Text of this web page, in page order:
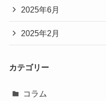
2025年6月
2025年2月
カテゴリー
コラム